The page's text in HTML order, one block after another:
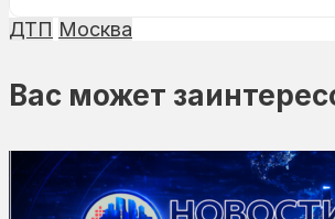
ДТП Москва
Вас может